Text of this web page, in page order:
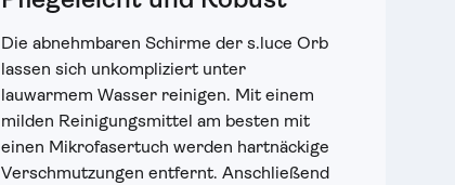
Die abnehmbaren Schirme der s.luce Orb
lassen sich unkompliziert unter
lauwarmem Wasser reinigen. Mit einem
milden Reinigungsmittel am besten mit
einen Mikrofasertuch werden hartnäckige
Verschmutzungen entfernt. Anschließend